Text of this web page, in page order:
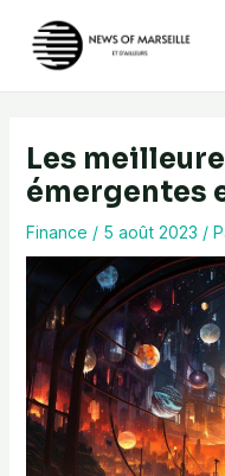
contenu
Les
émergentes
Finance / 5 août 2023 /